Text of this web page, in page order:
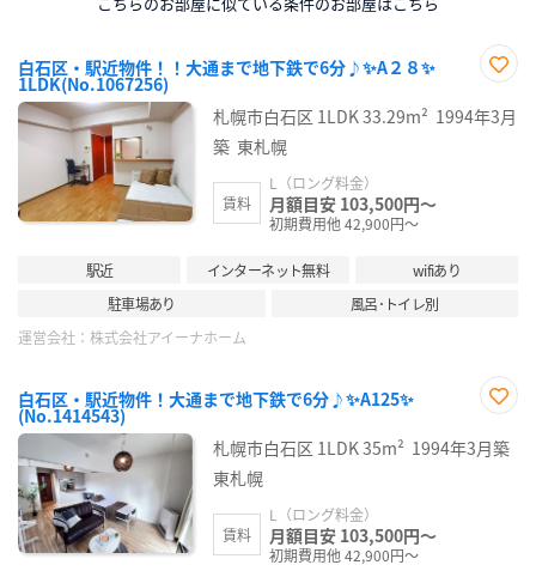
白石区・駅近物件！！大通まで地下鉄で6分♪✨A２８✨
1LDK(No.1067256)
に入
り登
札幌市白石区 1LDK33.29m² 1994年3月
築 東札幌
賃料
L（ロング料金）
月額目安 103,500円～
初期費用他 42,900円～
駅近 インターネット無料
wifiあり
駐車場あり
風呂･トイレ別
運営会社： 株式会社アイーナホーム
白石区・駅近物件！大通まで地下鉄で6分♪✨A125✨
(No.1414543)
に入
り登
札幌市白石区 1LDK35m² 1994年3月築
東札幌
賃料
L（ロング料金）
月額目安 103,500円～
初期費用他 42,900円～